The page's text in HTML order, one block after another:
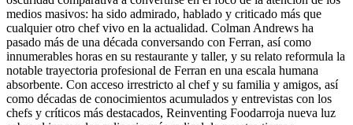
medios masivos: ha sido admirado, hablado y criticado más que
cualquier otro chef vivo en la actualidad. Colman Andrews ha
pasado más de una década conversando con Ferran, así como
innumerables horas en su restaurante y taller, y su relato reformula la
notable trayectoria profesional de Ferran en una escala humana
absorbente. Con acceso irrestricto al chef y su familia y amigos, así
como décadas de conocimientos acumulados y entrevistas con los
chefs y críticos más destacados, Reinventing Foodarroja nueva luz